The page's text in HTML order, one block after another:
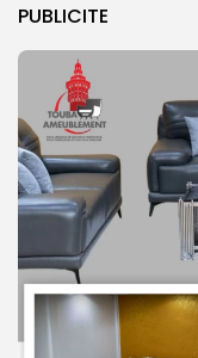
PUBLICITE